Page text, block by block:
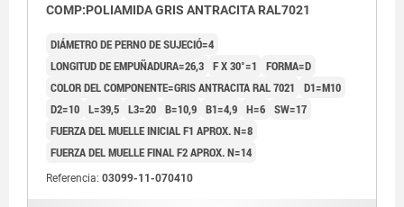
COMP:POLIAMIDA GRIS ANTRACITA RAL7021
DIÁMETRO DE PERNO DE SUJECIÓ=4
LONGITUD DE EMPUÑADURA=26,3 F X 30°=1
FORMA=D
COLOR DEL COMPONENTE=GRIS ANTRACITA RAL 7021
D1=M10
D2=10 L=39,5 L3=20 B=10,9 B1=4,9 H=6 SW=17
FUERZA DEL MUELLE INICIAL F1 APROX. N=8
FUERZA DEL MUELLE FINAL F2 APROX. N=14
Referencia: 03099-11-070410